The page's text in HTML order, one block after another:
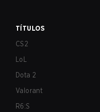
TÍTULOS
CS2
LoL
Dota 2
Valorant
R6:S